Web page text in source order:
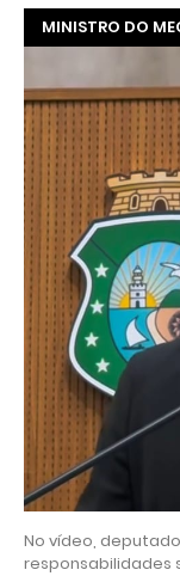
MINISTRO DO
No vídeo,
responsabilidades